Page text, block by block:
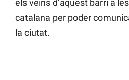
els veïns d’aquest barri a
catalana per poder
la ciutat.